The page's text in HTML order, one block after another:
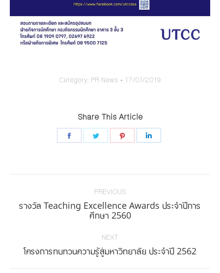
Category: PR News 17/01/2019
Share This Article
Share
Share
Share
PREVIOUS
Previous
post:
รางวัล Teaching Excellence Awards ประจำปีการ
ศึกษา 2560
NEXT
Next
โครงการทบทวนความรู้สู่มหาวิทยาลัย ประจำปี 2562